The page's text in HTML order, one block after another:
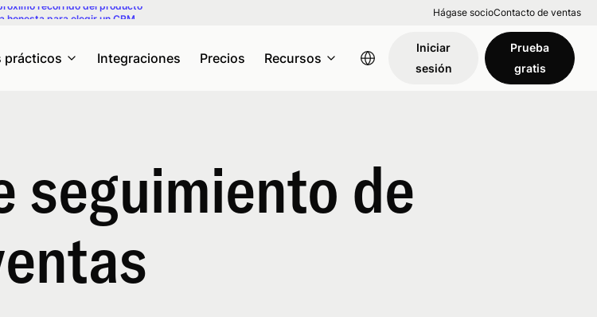
honesta para elegir un CRM Hágase socioContacto de ventas
prácticos Integraciones Precios Recursos
Iniciar
sesión
Prueba
gratis
seguimiento de